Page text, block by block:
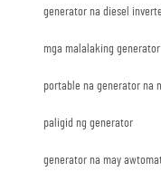
generator na diesel
mga malalaking generator
portable na generator na
paligid ng generator
generator na may